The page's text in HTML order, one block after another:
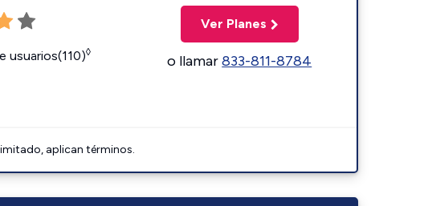
usuarios(110)◊
Ver Planes
o llamar833-811-8784
aplican términos.